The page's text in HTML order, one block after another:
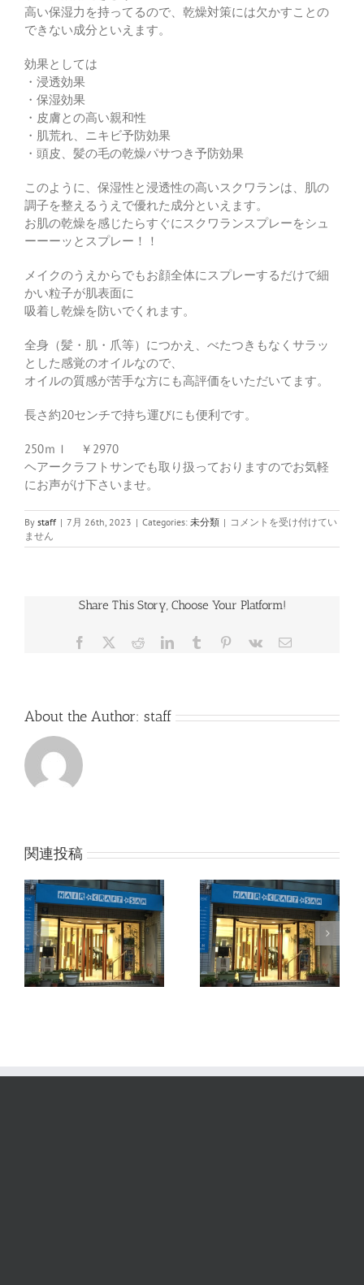
高い保湿力を持ってるので、乾燥対策には欠かすことの
できない成分といえます。
効果としては
・浸透効果
・保湿効果
・皮膚との高い親和性
・肌荒れ、ニキビ予防効果
・頭皮、髪の毛の乾燥パサつき予防効果
このように、保湿性と浸透性の高いスクワランは、肌の
調子を整えるうえで優れた成分といえます。
お肌の乾燥を感じたらすぐにスクワランスプレーをシュ
ーーーッとスプレー！！
メイクのうえからでもお顔全体にスプレーするだけで細
かい粒子が肌表面に
吸着し乾燥を防いでくれます。
全身（髪・肌・爪等）につかえ、べたつきもなくサラッ
とした感覚のオイルなので、
オイルの質感が苦手な方にも高評価をいただいてます。
長さ約20センチで持ち運びにも便利です。
250ｍｌ ￥2970
ヘアークラフトサンでも取り扱っておりますのでお気軽
にお声がけ下さいませ。
By staff | 7月 26th, 2023 | Categories: 未分類 | お
髪
燥
に
時
コメントを受け付けてい
ません
Share This Story, Choose Your Platform!
Facebook
TwitterRedditLinkedInTumblr Pinterest
Vk
電
About the Author: staff
関連投稿